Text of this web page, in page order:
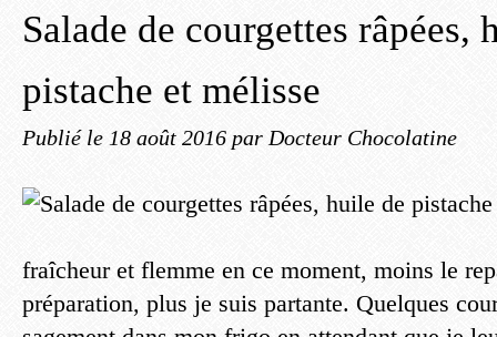
Salade de courgettes râpées,
pistache et mélisse
Publié le 18 août 2016 par Docteur Chocolatine
fraîcheur et flemme en ce moment, moins le
préparation, plus je suis partante. Quelques